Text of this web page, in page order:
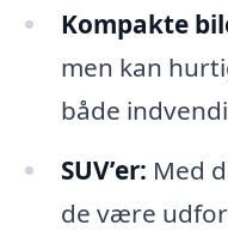
Kompakte
men kan
både
SUV’er: Med
de være